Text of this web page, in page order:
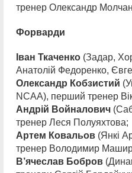
тренер Олександр
Форварди
Іван Ткаченко (Задар,
Анатолій Федоренко,
Олександр Кобзистий
NCAA), перший тренер
Андрій Войналович
тренер Леся Полуяхтова;
Артем Ковальов (Янкі
тренер Володимир
В’ячеслав Бобров